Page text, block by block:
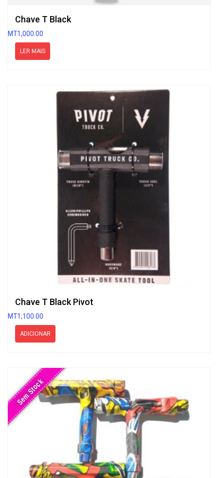
Chave T Black
MT1,000.00
LER MAIS
Chave T Black Pivot
MT1,100.00
ADICIONAR
Sem Stock